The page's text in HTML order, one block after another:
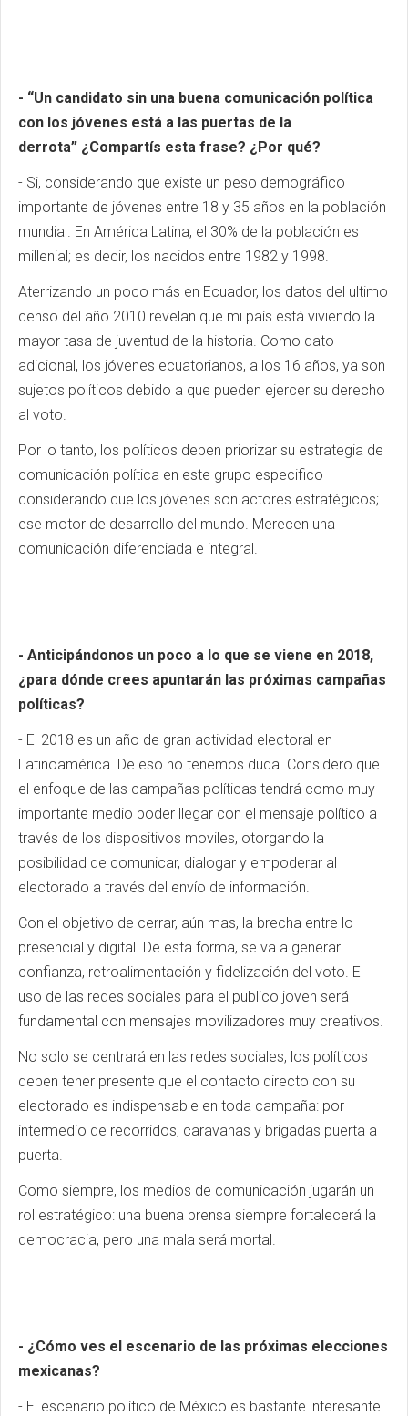
- “Un candidato sin una buena comunicación política
con los jóvenes está a las puertas de la
derrota” ¿Compartís esta frase? ¿Por qué?
- Si, considerando que existe un peso demográfico
importante de jóvenes entre 18 y 35 años en la población
mundial. En América Latina, el 30% de la población es
millenial; es decir, los nacidos entre 1982 y 1998.
Aterrizando un poco más en Ecuador, los datos del ultimo
censo del año 2010 revelan que mi país está viviendo la
mayor tasa de juventud de la historia. Como dato
adicional, los jóvenes ecuatorianos, a los 16 años, ya son
sujetos políticos debido a que pueden ejercer su derecho
al voto.
Por lo tanto, los políticos deben priorizar su estrategia de
comunicación política en este grupo especifico
considerando que los jóvenes son actores estratégicos;
ese motor de desarrollo del mundo. Merecen una
comunicación diferenciada e integral.
- Anticipándonos un poco a lo que se viene en 2018,
¿para dónde crees apuntarán las próximas campañas
políticas?
- El 2018 es un año de gran actividad electoral en
Latinoamérica. De eso no tenemos duda. Considero que
el enfoque de las campañas políticas tendrá como muy
importante medio poder llegar con el mensaje político a
través de los dispositivos moviles, otorgando la
posibilidad de comunicar, dialogar y empoderar al
electorado a través del envío de información.
Con el objetivo de cerrar, aún mas, la brecha entre lo
presencial y digital. De esta forma, se va a generar
confianza, retroalimentación y fidelización del voto. El
uso de las redes sociales para el publico joven será
fundamental con mensajes movilizadores muy creativos.
No solo se centrará en las redes sociales, los políticos
deben tener presente que el contacto directo con su
electorado es indispensable en toda campaña: por
intermedio de recorridos, caravanas y brigadas puerta a
puerta.
Como siempre, los medios de comunicación jugarán un
rol estratégico: una buena prensa siempre fortalecerá la
democracia, pero una mala será mortal.
- ¿Cómo ves el escenario de las próximas elecciones
mexicanas?
- El escenario político de México es bastante interesante.